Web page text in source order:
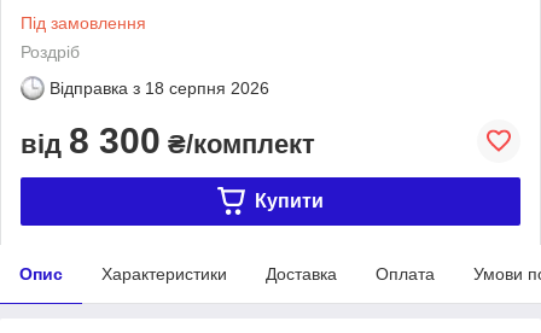
Під замовлення
Роздріб
Відправка з 18 серпня 2026
від 8 300 ₴/комплект
Купити
Опис Характеристики Доставка Оплата Умови